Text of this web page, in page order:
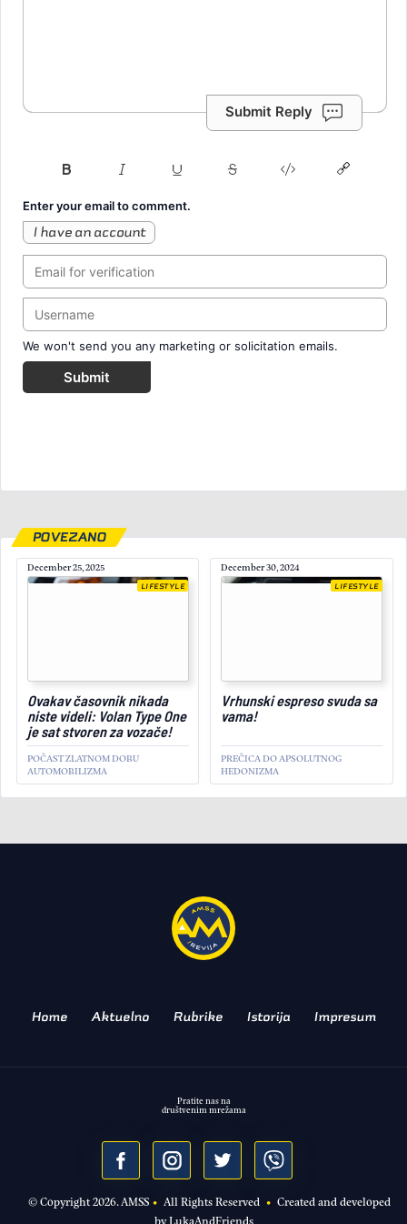
Submit Reply
Enter your email to comment.
I have an account
We won't send you any marketing or solicitation emails.
Submit
POVEZANO
December 25, 2025
Ovakav časovnik nikada
niste videli: Volan Type One
je sat stvoren za vozače!
POČAST ZLATNOM DOBU
AUTOMOBILIZMA
LIFESTYLE
December 30, 2024
Vrhunski espreso svuda sa
vama!
PREČICA DO APSOLUTNOG
HEDONIZMA
LIFESTYLE
September 12, 2023
Drugo poglavlje
Home Aktuelno Rubrike Istorija Impresum
© Copyright2026. AMSS• All Rights Reserved • Created and developed
byLukaAndFriends
Pratite nas na
društvenim mrežama